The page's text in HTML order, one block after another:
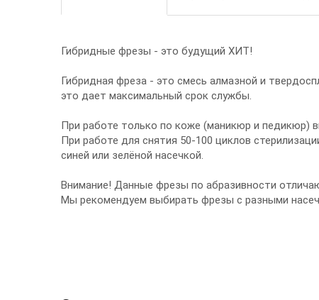
Гибридные фрезы - это будущий ХИТ!
Гибридная фреза - это смесь алмазной и
это дает максимальный срок службы.
При работе только по коже (маникюр и педикюр)
При работе для снятия 50-100 циклов
синей или зелёной насечкой.
Внимание! Данные фрезы по абразивности
Мы рекомендуем выбирать фрезы с разными